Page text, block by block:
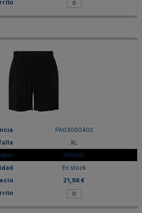
PA03060402
XL
NEGRO
En stock
21,98 €